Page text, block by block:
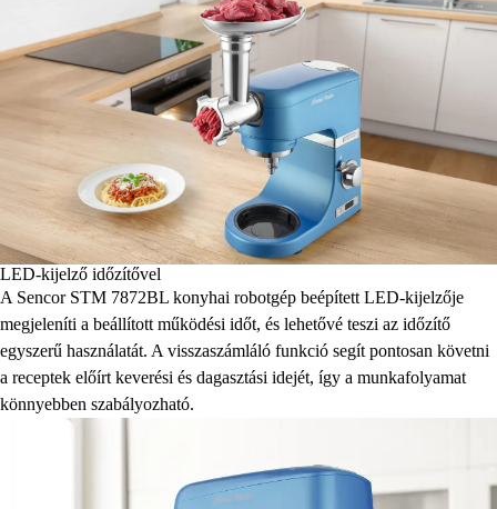
LED-kijelző időzítővel
A Sencor STM 7872BL konyhai robotgép beépített LED-kijelzője
megjeleníti a beállított működési időt, és lehetővé teszi az időzítő
egyszerű használatát. A visszaszámláló funkció segít pontosan követni
a receptek előírt keverési és dagasztási idejét, így a munkafolyamat
könnyebben szabályozható.